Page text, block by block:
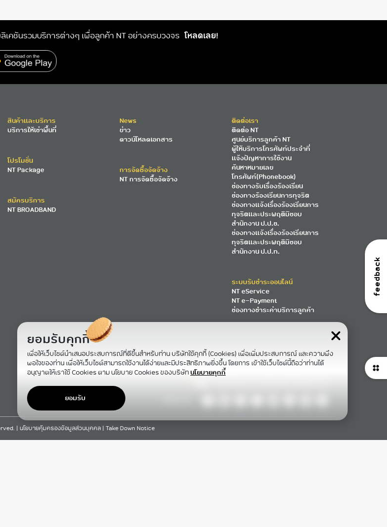
feedback
ยอมรับคุกกี้
เพื่อให้เว็บไซต์นำเสนอประสบการณ์ที่ดีขึ้นสำหรับท่าน บริษัทใช้คุกกี้ (Cookies) เพื่อเพิ่มประสบการณ์ และความพึง
พอใจของท่าน เพื่อให้เว็บไซต์สามารถใช้งานได้ง่ายและมีประสิทธิภาพยิ่งขึ้น โดยการ เข้าใช้เว็บไซต์นี้ถือว่าท่านได้
อนุญาตให้เราใช้ Cookies ตาม นโยบาย Cookies ของบริษัทนโยบายคุกกี้
ยอมรับ
เคชันรวมบริการต่างๆ เพื่อลูกค้า NT อย่างครบวงจร โหลดเลย!
สินค้าและบริการ
บริการให้เช่าพื้นที่
โปรโมชั่น
NT Package
สมัครบริการ
NT BROADBAND
News
ข่าว
ดาวน์โหลดเอกสาร
การจัดซื้อจัดจ้าง
NT การจัดซื้อจัดจ้าง
ติดต่อเรา
ติดต่อ NT
ศูนย์บริการลูกค้า NT
ผู้ให้บริการโทรศัพท์ประจำที่
แจ้งปัญหาการใช้งาน
ค้นหาหมายเลข
โทรศัพท์(Phonebook)
ช่องทางรับเรื่องร้องเรียน
ช่องทางร้องเรียนการทุจริต
ช่องทางแจ้งเรื่องร้องเรียนการ
ทุจริตและประพฤติมิชอบ
สำนักงาน ป.ป.ช.
ช่องทางแจ้งเรื่องร้องเรียนการ
ทุจริตและประพฤติมิชอบ
สำนักงาน ป.ป.ท.
ระบบรับชำระออนไลน์
NT eService
NT e-Payment
ช่องทางชำระค่าบริการลูกค้า
| นโยบายคุ้มครองข้อมูลส่วนบุคคล | Take Down Notice